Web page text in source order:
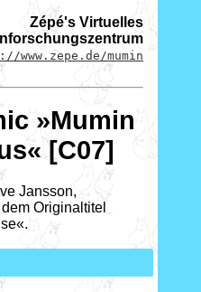
Zépé's Virtuelles
www.zepe.de/mumin
»Mumin
[C07]
Jansson,
Originaltitel